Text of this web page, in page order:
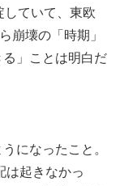
していて、東欧
崩壊の「時期」
」ことは明白だ
になったこと。
は起きなかっ